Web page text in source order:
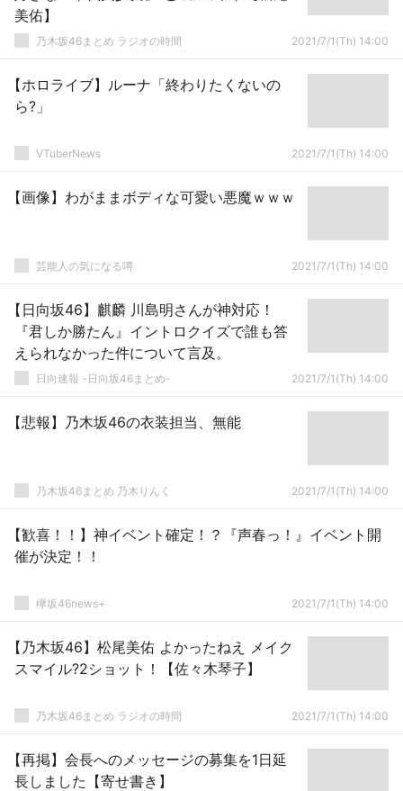
美佑】
乃木坂46まとめ ラジオの時間 2021/7/1(Th) 14:00
【ホロライブ】ルーナ「終わりたくないの
ら?」
VTuberNews 2021/7/1(Th) 14:00
【画像】わがままボディな可愛い悪魔ｗｗｗ
芸能人の気になる噂 2021/7/1(Th) 14:00
【日向坂46】麒麟 川島明さんが神対応！
『君しか勝たん』イントロクイズで誰も答
えられなかった件について言及。
日向速報 -日向坂46まとめ- 2021/7/1(Th) 14:00
【悲報】乃木坂46の衣装担当、無能
乃木坂46まとめ 乃木りんく 2021/7/1(Th) 14:00
【歓喜！！】神イベント確定！？『声春っ！』イベント開
催が決定！！
欅坂46news+ 2021/7/1(Th) 14:00
【乃木坂46】松尾美佑 よかったねえ メイク
スマイル?2ショット！【佐々木琴子】
乃木坂46まとめ ラジオの時間 2021/7/1(Th) 14:00
【再掲】会長へのメッセージの募集を1日延
長しました【寄せ書き】